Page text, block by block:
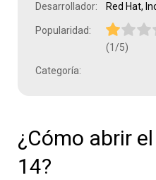
Desarrollador: Red Hat,
Popularidad:
(1/5)
Categoría:
¿Cómo abrir
14?